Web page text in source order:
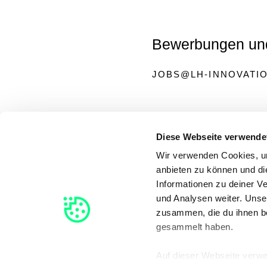
Diese Webseite
Wir verwenden Cookies,
anbieten zu können und
Informationen zu deiner
und Analysen weiter.
zusammen, die du ihnen
gesammelt haben.
Auf dieser Webseite
Bewerbungen
JOBS@LH-
Alle anderen